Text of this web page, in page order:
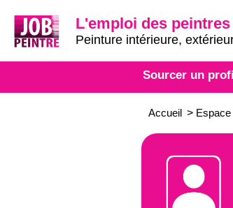
L'emploi des
Peinture intérieure,
Sourcer un
Accueil >